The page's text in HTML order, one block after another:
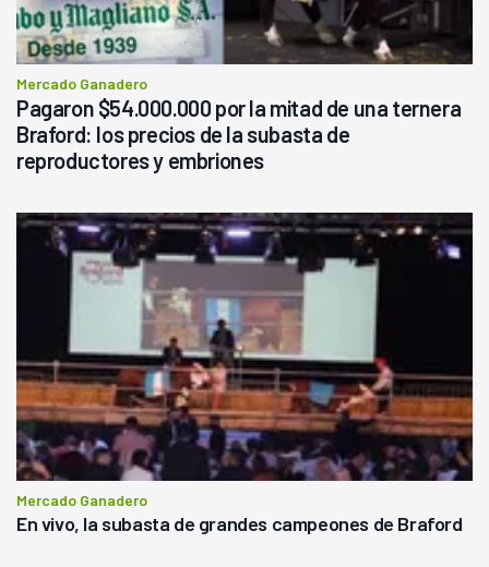
Mercado Ganadero
Pagaron $54.000.000 por la mitad de una ternera
Braford: los precios de la subasta de
reproductores y embriones
Mercado Ganadero
En vivo, la subasta de grandes campeones de Braford